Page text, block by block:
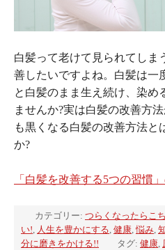
白髪って老けて見られてしま
善したいですよね。白髪は一
と白髪のまま生え続け、染め
ませんか?実は白髪の改善方
も黒くなる白髪の改善方法と
か?
「白髪を改善する5つの習慣
カテゴリー: つらくなったらこ
い!, 人生を豊かにする, 健康,悩み,
分に磨きをかける!!
タグ: 健康,